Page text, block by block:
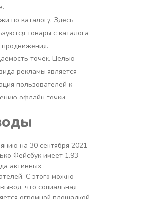
по каталогу. Здесь
товары с каталога
продвижения.
точек. Целью
рекламы является
пользователей к
офлайн точки.
на 30 сентября 2021
Фейсбук имеет 1.93
активных
С этого можно
что социальная